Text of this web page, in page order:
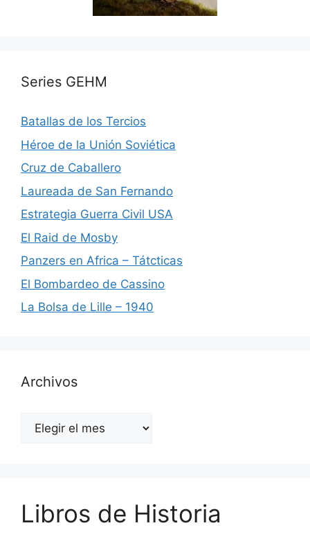
Series GEHM
Batallas de los Tercios
Héroe de la Unión Soviética
Cruz de Caballero
Laureada de San Fernando
Estrategia Guerra Civil USA
El Raid de Mosby
Panzers en Africa – Tátcticas
El Bombardeo de Cassino
La Bolsa de Lille – 1940
Archivos
Archivos
Libros de Historia